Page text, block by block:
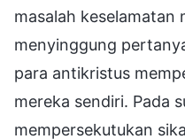
masalah keselamatan
menyinggung
para antikristus
mereka sendiri. Pada
mempersekutukan